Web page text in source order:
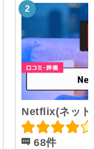
Netflix(ネット
68件